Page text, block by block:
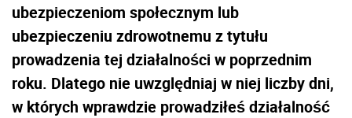
ubezpieczeniom społecznym lub
ubezpieczeniu zdrowotnemu z tytułu
prowadzenia tej działalności w poprzednim
roku. Dlatego nie uwzględniaj w niej liczby dni,
w których wprawdzie prowadziłeś działalność